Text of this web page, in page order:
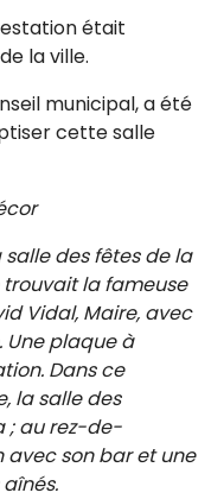
était
la ville.
municipal, a été
cette salle
salle des fêtes de la
la fameuse
Vidal, Maire, avec
Une plaque à
Dans ce
la salle des
; au rez-de-
avec son bar et une